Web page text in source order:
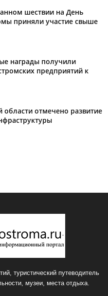
шествии на День
приняли участие свыше
награды получили
предприятий к
области отмечено развитие
туристический путеводитель
музеи, места отдыха.